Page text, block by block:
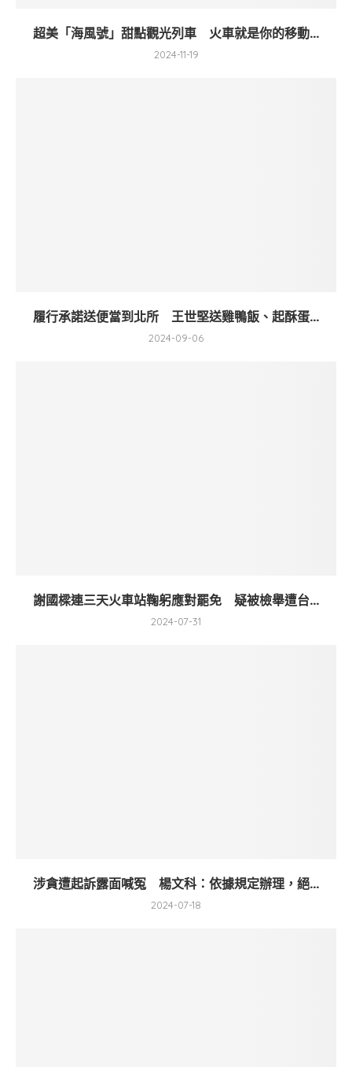
超美「海風號」甜點觀光列車 火車就是你的移動...
2024-11-19
履行承諾送便當到北所 王世堅送雞鴨飯、起酥蛋...
2024-09-06
謝國樑連三天火車站鞠躬應對罷免 疑被檢舉遭台...
2024-07-31
涉貪遭起訴露面喊冤 楊文科：依據規定辦理，絕...
2024-07-18